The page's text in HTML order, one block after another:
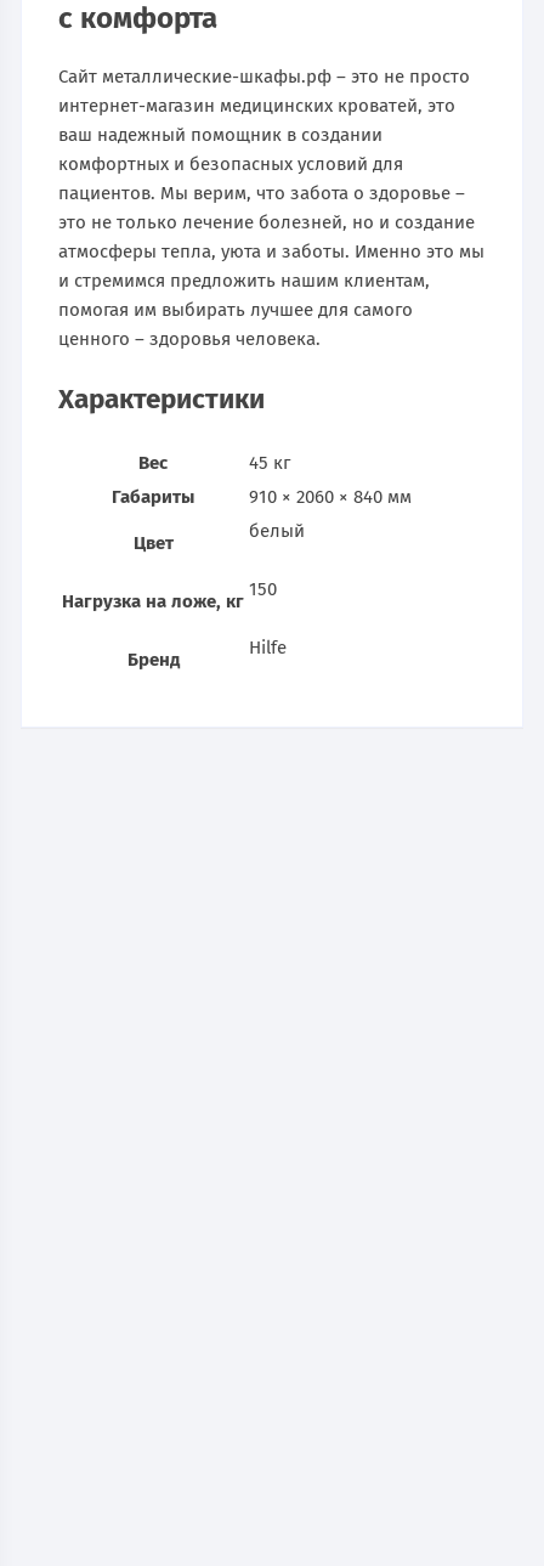
с комфорта
Сайт металлические-шкафы.рф – это не просто
интернет-магазин медицинских кроватей, это
ваш надежный помощник в создании
комфортных и безопасных условий для
пациентов. Мы верим, что забота о здоровье –
это не только лечение болезней, но и создание
атмосферы тепла, уюта и заботы. Именно это мы
и стремимся предложить нашим клиентам,
помогая им выбирать лучшее для самого
ценного – здоровья человека.
Характеристики
Вес
45 кг
Габариты
910 × 2060 × 840 мм
Цвет
белый
Нагрузка на ложе, кг
150
Бренд
Hilfe